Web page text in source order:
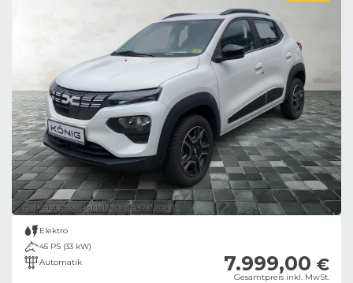
Bild zeigt Beispielabbildung des Fahrzeugs
Elektro
45 PS (33 kW)
Automatik
7.999,00 €
Gesamtpreis inkl. MwSt.